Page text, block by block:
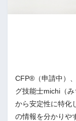
CFP®（申請中）
グ技能士michi（
から安定性に特化
の情報を分かりや